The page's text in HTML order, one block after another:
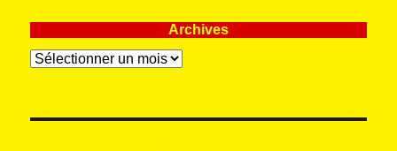
Archives
Archives